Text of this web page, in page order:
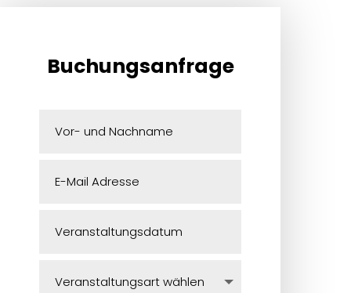
Buchungsanfrage